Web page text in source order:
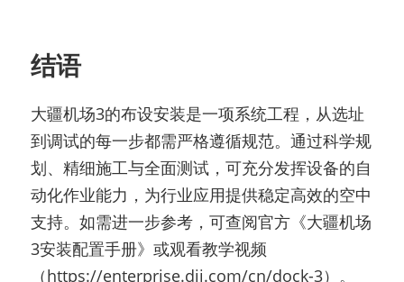
结语
大疆机场3的布设安装是一项系统工程，从选址
到调试的每一步都需严格遵循规范。通过科学规
划、精细施工与全面测试，可充分发挥设备的自
动化作业能力，为行业应用提供稳定高效的空中
支持。如需进一步参考，可查阅官方《大疆机场
3安装配置手册》或观看教学视频
（https://enterprise.dji.com/cn/dock-3）。